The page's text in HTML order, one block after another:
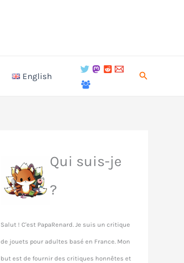
English Rechercher
Qui suis-je
?
Salut ! C'est PapaRenard. Je suis un critique
de jouets pour adultes basé en France. Mon
but est de fournir des critiques honnêtes et